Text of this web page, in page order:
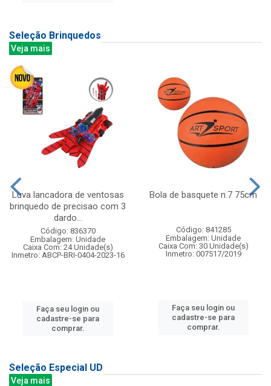
Seleção Brinquedos
Veja mais
Luva lancadora de ventosas
brinquedo de precisao com 3
dardo...
Código: 836370
Embalagem: Unidade
Caixa Com: 24 Unidade(s)
Inmetro: ABCP-BRI-0404-2023-16
Faça seu login ou
cadastre-se para
comprar.
Bola de basquete n.7 75cm
Código: 841285
Embalagem: Unidade
Caixa Com: 30 Unidade(s)
Inmetro: 007517/2019
Faça seu login ou
cadastre-se para
comprar.
Seleção Especial UD
Veja mais